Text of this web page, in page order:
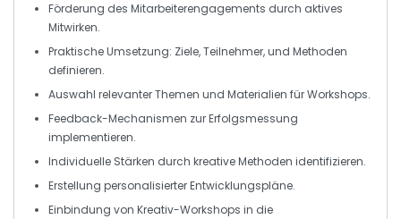
Förderung des Mitarbeiterengagements durch aktives
Mitwirken.
Praktische Umsetzung: Ziele,Teilnehmer, und Methoden
definieren.
Auswahl relevanterThemen und Materialien für Workshops.
Feedback-Mechanismen zurErfolgsmessung
implementieren.
Individuelle Stärken durch kreative Methoden identifizieren.
Erstellung personalisierter Entwicklungspläne.
Einbindung von Kreativ-Workshops in die